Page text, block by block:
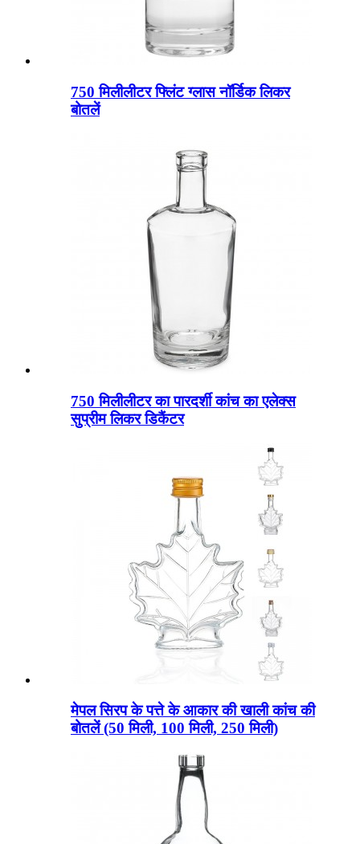
750 मिलीलीटर फ्लिंट ग्लास नॉर्डिक लिकर
बोतलें
750 मिलीलीटर का पारदर्शी कांच का एलेक्स
सुप्रीम लिकर डिकैंटर
मेपल सिरप के पत्ते के आकार की खाली कांच की
बोतलें (50 मिली, 100 मिली, 250 मिली)